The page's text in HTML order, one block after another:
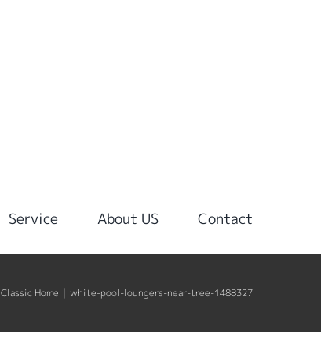
Service About US Contact
Classic Home | white-pool-loungers-near-tree-1488327